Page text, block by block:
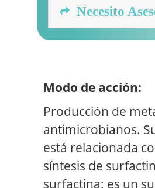
Necesito
Modo de acción:
Producción de
antimicrobianos.
está relacionada
síntesis de
surfactina: es un